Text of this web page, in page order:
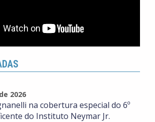
2026
na cobertura especial do 6º
do Instituto Neymar Jr.